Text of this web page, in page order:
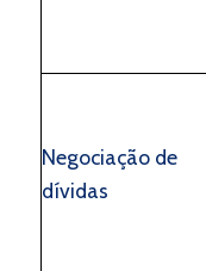
Negociação de
dívidas